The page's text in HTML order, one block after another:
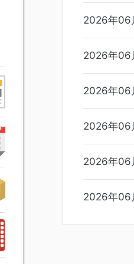
2026年06
2026年06
2026年06
2026年06
2026年06
2026年06